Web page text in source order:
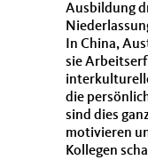
Ausbildung
In China,
sie
die
sind dies
motivieren
Kollegen